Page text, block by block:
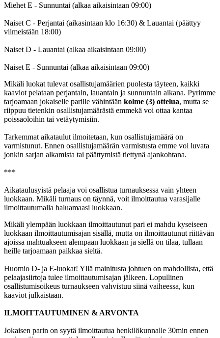
Miehet E - Sunnuntai (alkaa aikaisintaan 09:00)
Naiset C - Perjantai (aikasintaan klo 16:30) & Lauantai (päättyy
viimeistään 18:00)
Naiset D - Lauantai (alkaa aikaisintaan 09:00)
Naiset E - Sunnuntai (alkaa aikaisintaan 09:00)
Mikäli luokat tulevat osallistujamäärien puolesta täyteen, kaikki
kaaviot pelataan perjantain, lauantain ja sunnuntain aikana. Pyrimme
tarjoamaan jokaiselle parille vähintään kolme (3) ottelua, mutta se
riippuu tietenkin osallistujamäärästä emmekä voi ottaa kantaa
poissaoloihin tai vetäytymisiin.
Tarkemmat aikataulut ilmoitetaan, kun osallistujamäärä on
varmistunut. Ennen osallistujamäärän varmistusta emme voi luvata
jonkin sarjan alkamista tai päättymistä tiettynä ajankohtana.
***
Aikataulusyistä pelaaja voi osallistua turnauksessa vain yhteen
luokkaan. Mikäli turnaus on täynnä, voit ilmoittautua varasijalle
ilmoittautumalla haluamaasi luokkaan.
Mikäli ylempään luokkaan ilmoittautunut pari ei mahdu kyseiseen
luokkaan ilmoittautumisajan sisällä, mutta on ilmoittautunut riittävän
ajoissa mahtuakseen alempaan luokkaan ja siellä on tilaa, tullaan
heille tarjoamaan paikkaa sieltä.
Huomio D- ja E-luokat! Yllä mainitusta johtuen on mahdollista, että
pelaajasiirtoja tulee ilmoittautumisajan jälkeen. Lopullinen
osallistumisoikeus turnaukseen vahvistuu siinä vaiheessa, kun
kaaviot julkaistaan.
ILMOITTAUTUMINEN & ARVONTA
Jokaisen parin on syytä ilmoittautua henkilökunnalle 30min ennen